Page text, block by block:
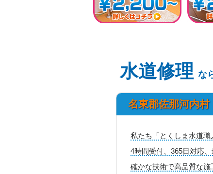
水道修理 な
名東郡佐那河内村
私たち「とくしま水道
4時間受付、365日対応
確かな技術で高品質な施